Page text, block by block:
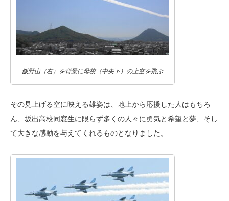
飯野山（右）を背景に母校（中央下）の上空を飛ぶ
その見上げる空に映える雄姿は、地上から応援した人はもちろ
ん、坂出高校同窓生に限らず多くの人々に勇気と希望と夢、そし
て大きな感動を与えてくれるものとなりました。